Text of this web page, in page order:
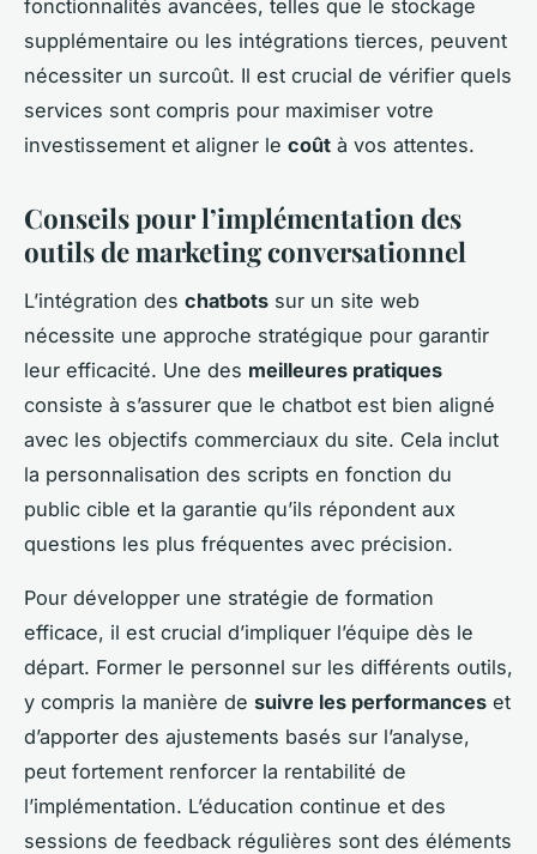
fonctionnalités avancées, telles que le stockage
supplémentaire ou les intégrations tierces, peuvent
nécessiter un surcoût. Il est crucial de vérifier quels
services sont compris pour maximiser votre
investissement et aligner le coût à vos attentes.
Conseils pour l’implémentation des
outils de marketing conversationnel
L’intégration des chatbots sur un site web
nécessite une approche stratégique pour garantir
leur efficacité. Une des meilleures pratiques
consiste à s’assurer que le chatbot est bien aligné
avec les objectifs commerciaux du site. Cela inclut
la personnalisation des scripts en fonction du
public cible et la garantie qu’ils répondent aux
questions les plus fréquentes avec précision.
Pour développer une stratégie de formation
efficace, il est crucial d’impliquer l’équipe dès le
départ. Former le personnel sur les différents outils,
y compris la manière de suivre les performances et
d’apporter des ajustements basés sur l’analyse,
peut fortement renforcer la rentabilité de
l’implémentation. L’éducation continue et des
sessions de feedback régulières sont des éléments